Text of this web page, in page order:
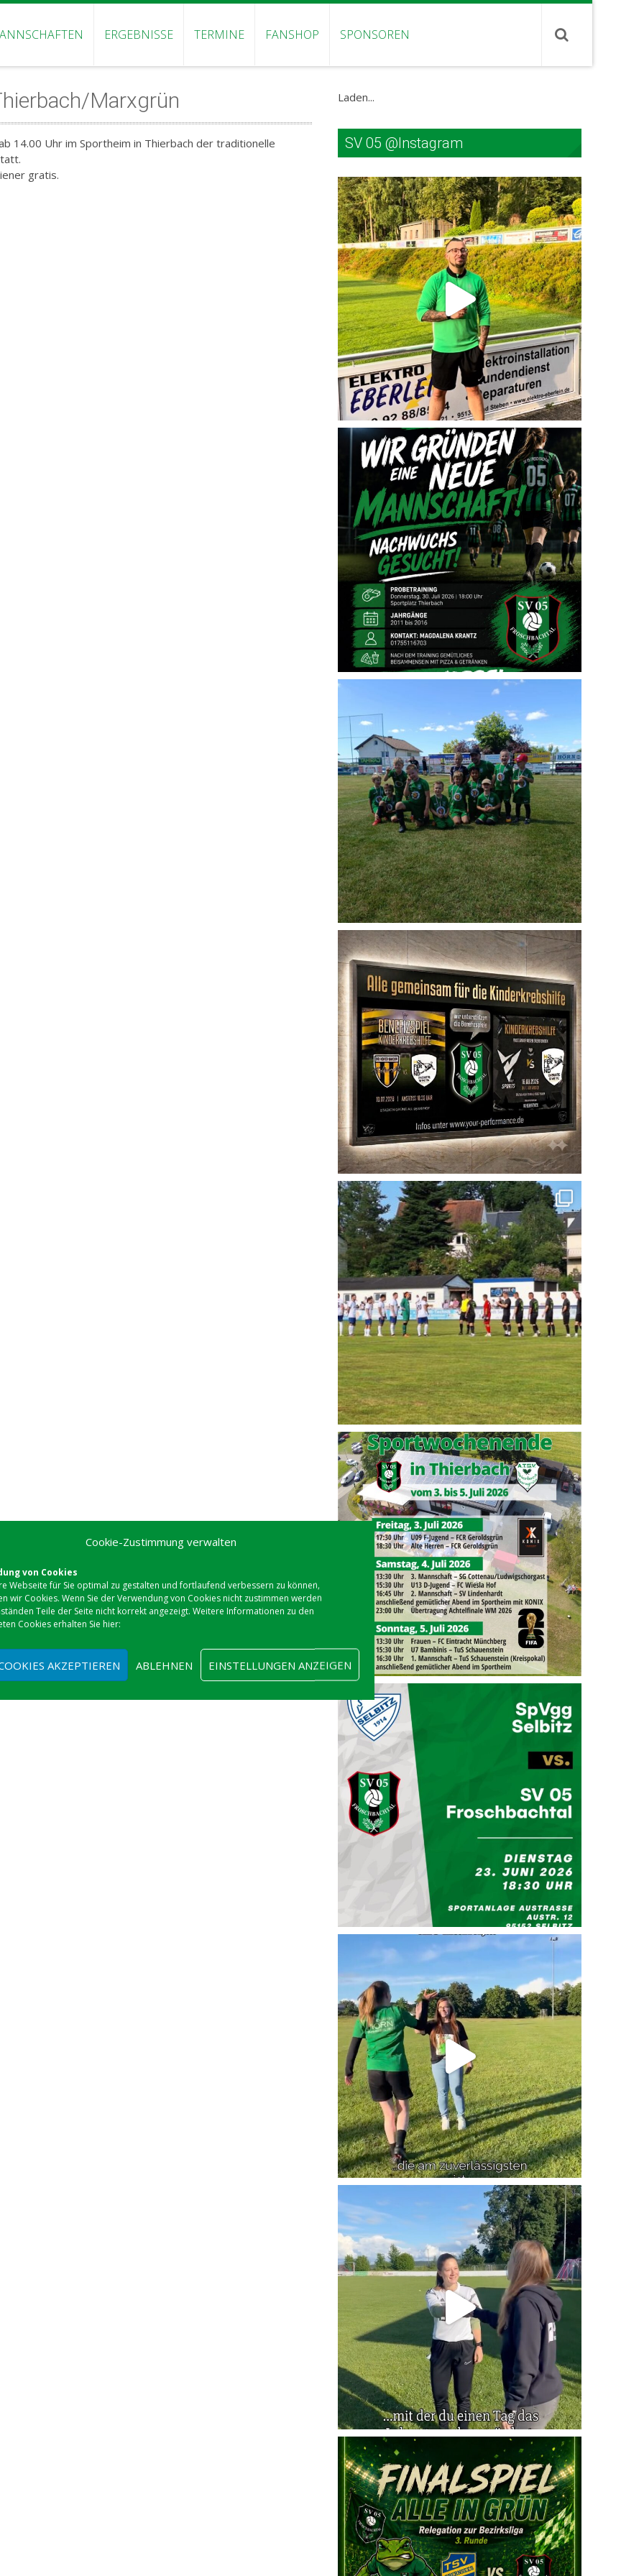
Cookie-Zustimmung verwalten
von Cookies
Webseite für Sie optimal zu gestalten und fortlaufend verbessern zu können,
wir Cookies. Wenn Sie der Verwendung von Cookies nicht zustimmen werden
Teile der Seite nicht korrekt angezeigt. Weitere Informationen zu den
Cookies erhalten Sie hier:
AKZEPTIEREN ABLEHNEN EINSTELLUNGEN ANZEIGEN
ERGEBNISSE TERMINE FANSHOP SPONSOREN
Marxgrün
14.00 Uhr im Sportheim in Thierbach der traditionelle
gratis.
Laden...
SV 05 @Instagram